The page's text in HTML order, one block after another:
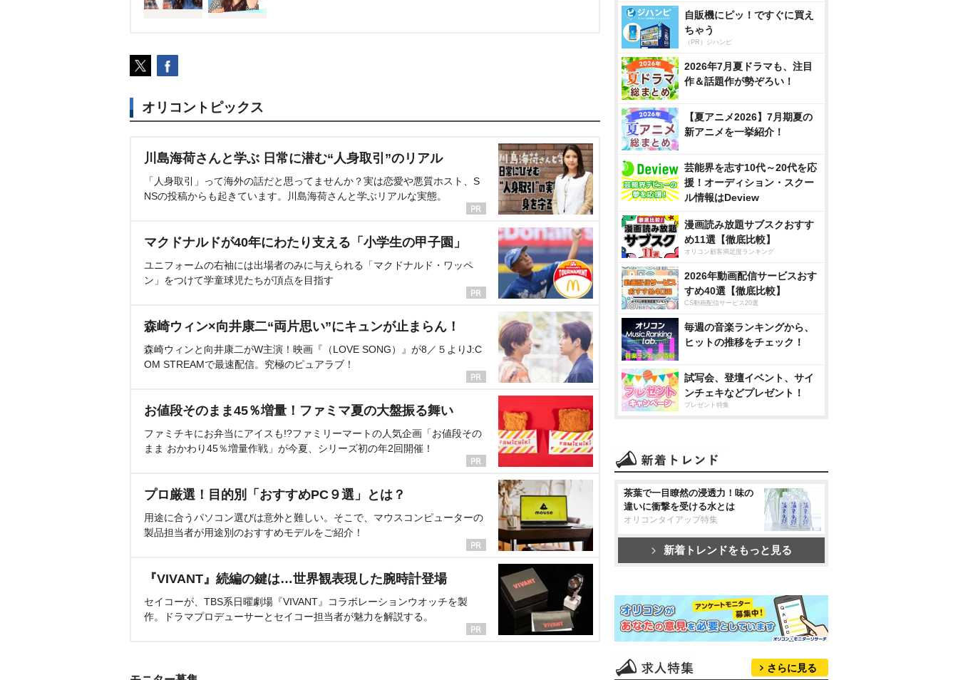
オリコントピックス
川島海荷さんと学ぶ 日常に潜む“人身取引”のリアル
「人身取引」って海外の話だと思ってませんか？実は恋愛や悪質ホスト、S
NSの投稿からも起きています。川島海荷さんと学ぶリアルな実態。
マクドナルドが40年にわたり支える「小学生の甲子園」
ユニフォームの右袖には出場者のみに与えられる「マクドナルド・ワッペ
ン」をつけて学童球児たちが頂点を目指す
森崎ウィン×向井康二“両片思い”にキュンが止まらん！
森崎ウィンと向井康二がW主演！映画『（LOVE SONG）』が8／５よりJ:C
OM STREAMで最速配信。究極のピュアラブ！
お値段そのまま45％増量！ファミマ夏の大盤振る舞い
ファミチキにお弁当にアイスも!?ファミリーマートの人気企画「お値段その
まま おかわり45％増量作戦」が今夏、シリーズ初の年2回開催！
プロ厳選！目的別「おすすめPC９選」とは？
用途に合うパソコン選びは意外と難しい。そこで、マウスコンピューターの
製品担当者が用途別のおすすめモデルをご紹介！
『VIVANT』続編の鍵は…世界観表現した腕時計登場
セイコーが、TBS系日曜劇場『VIVANT』コラボレーションウオッチを製
作。ドラマプロデューサーとセイコー担当者が魅力を解説する。
自販機にピッ！ですぐに買え
ちゃう
（PR）ジハンピ
2026年7月夏ドラマも、注目
作＆話題作が勢ぞろい！
【夏アニメ2026】7月期夏の
新アニメを一挙紹介！
芸能界を志す10代～20代を応
援！オーディション・スクー
ル情報はDeview
漫画読み放題サブスクおすす
め11選【徹底比較】
オリコン顧客満足度ランキング
2026年動画配信サービスおす
すめ40選【徹底比較】
CS動画配信サービス20選
毎週の音楽ランキングから、
ヒットの推移をチェック！
試写会、登壇イベント、サイ
ンチェキなどプレゼント！
プレゼント特集
茶葉で一目瞭然の浸透力！味の
違いに衝撃を受ける水とは
オリコンタイアップ特集
新着トレンドをもっと見る
さらに見る